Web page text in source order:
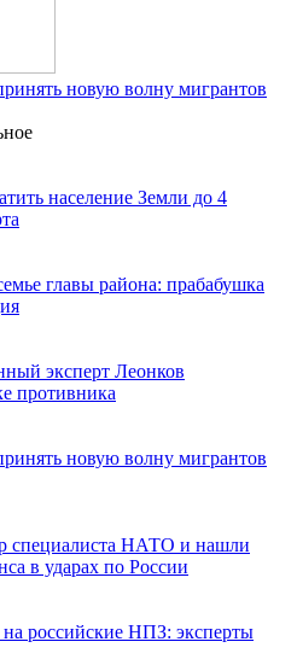
новую волну мигрантов
население Земли до 4
главы района: прабабушка
эксперт Леонков
противника
новую волну мигрантов
специалиста НАТО и нашли
в ударах по России
российские НПЗ: эксперты